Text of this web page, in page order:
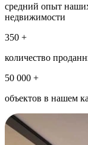
средний опыт
недвижимости
350 +
количество
50 000 +
объектов в нашем